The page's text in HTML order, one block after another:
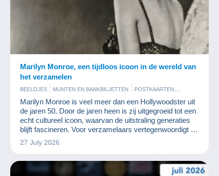
Marilyn Monroe, een tijdloos icoon in de wereld van
het verzamelen
BEELDJES MUNTEN EN BANKBILJETTEN
POSTKAARTEN
STRIPVERHALEN
Marilyn Monroe is veel meer dan een Hollywoodster uit
de jaren 50. Door de jaren heen is zij uitgegroeid tot een
echt cultureel icoon, waarvan de uitstraling generaties
blijft fascineren. Voor verzamelaars vertegenwoordigt zij
niet alleen een actrice, maar ook een mythe, een stijl en
een heel tijdperk.
27 July 2026